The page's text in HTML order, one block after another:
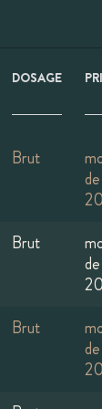
DOSAGE
Brut
de
Brut
de
Brut
de